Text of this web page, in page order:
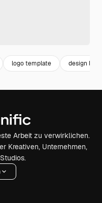
logo template design logo
Arbeit zu verwirklichen.
Kreativen, Unternehmen,